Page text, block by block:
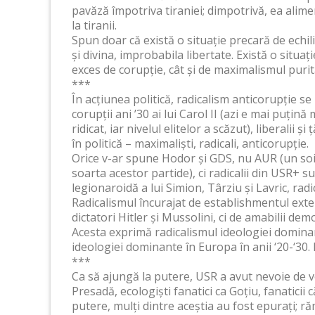
pavăză împotriva tiraniei; dimpotrivă, ea
la tiranii.
Spun doar că există o situație precară de
și divina, improbabila libertate. Există o
exces de corupție, cât și de maximalismul
***
În acțiunea politică, radicalism anticorupție
corupții ani ’30 ai lui Carol II (azi e mai
ridicat, iar nivelul elitelor a scăzut), liberalii
în politică – maximaliști, radicali, anticorupție.
Orice v-ar spune Hodor și GDS, nu AUR (un
soarta acestor partide), ci radicalii din USR+
legionaroidă a lui Simion, Târziu și Lavric,
Radicalismul încurajat de establishmentul
dictatori Hitler și Mussolini, ci de amabilii
Acesta exprimă radicalismul ideologiei
ideologiei dominante în Europa în anii ‘20-
***
Ca să ajungă la putere, USR a avut nevoie
Presadă, ecologiști fanatici ca Goțiu, fanaticii
putere, mulți dintre aceștia au fost epurați;